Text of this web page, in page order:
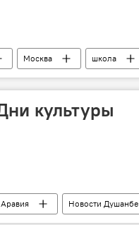
Москва школа
культуры
Новости Душанбе